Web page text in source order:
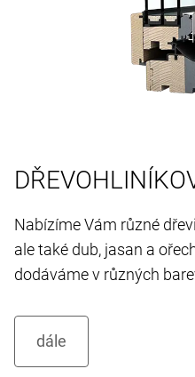
Nabízíme Vám různé
ale také dub, jasan a
dodáváme v různých